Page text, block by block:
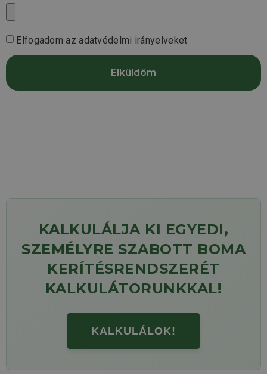
Elfogadom az adatvédelmi irányelveket
Elküldöm
KALKULÁLJA KI EGYEDI,
SZEMÉLYRE SZABOTT BOMA
KERÍTÉSRENDSZERÉT
KALKULÁTORUNKKAL!
KALKULÁLOK!